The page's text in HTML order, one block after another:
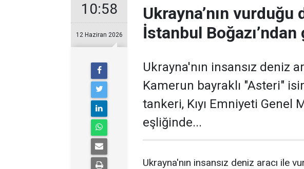
10:58
12 Haziran 2026
Ukrayna’nın vurduğu
İstanbul
Ukrayna'nın insansız deniz
Kamerun bayraklı "Asteri"
tankeri, Kıyı Emniyeti
eşliğinde...
Ukrayna'nın insansız deniz aracı ile